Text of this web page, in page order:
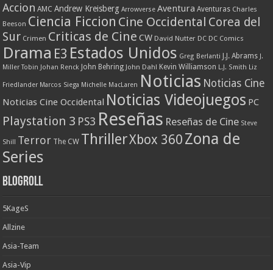
Accion AMC Andrew Kreisberg Arrowverse Aventura Aventuras Charles
Beeson Ciencia Ficcion Cine Occidental Corea del
Sur Crimen Criticas de Cine CW David Nutter DC DC Comics
Drama E3 Estados Unidos Greg Berlanti J.J. Abrams J.
Miller Tobin Johan Renck John Behring John Dahl Kevin Williamson L.J. Smith Liz
Friedlander Marcos Siega Michelle MacLaren Noticias Noticias Cine
Noticias Cine Occidental Noticias Videojuegos PC
Playstation 3 PS3 Reseñas Reseñas de Cine Steve
Shill Terror The CW ThrillerXbox 360 Zona de
Series
Blogroll
5KageS
Allzine
Asia-Team
Asia-Vip